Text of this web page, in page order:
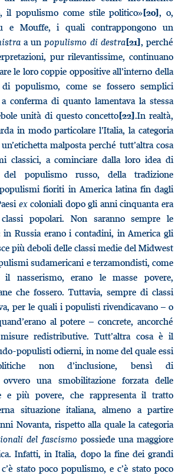
il populismo come stile politico»[20], o,
e Mouffe, i quali contrappongono un
a unpopulismo di destra[21], perché
pur rilevantissime, continuano
le loro coppie oppositive all’interno della
di populismo, come se fossero semplici
conferma di quanto lamentava la stessa
unità di questo concetto[22].In realtà,
in modo particolare l’Italia, la categoria
malposta perché tutt’altra cosa
classici, a cominciare dalla loro idea di
populismo russo, della tradizione
fioriti in America latina fin dagli
excoloniali dopo gli anni cinquanta era
popolari. Non saranno sempre le
in Russia erano i contadini, in America gli
più deboli delle classi medie del Midwest
sudamericani e terzamondisti, come
nasserismo, erano le masse povere,
che fossero. Tuttavia, sempre di classi
per le quali i populisti rivendicavano – o
al potere – concrete, ancorché
redistributive. Tutt’altra cosa è il
populisti odierni, in nome del quale essi
non d’inclusione, bensì di
una smobilitazione forzata delle
e più povere, che rappresenta il tratto
situazione italiana, almeno a partire
Novanta, rispetto alla quale la categoria
del fascismopossiede una maggiore
Infatti, in Italia, dopo la fine dei grandi
stato poco populismo, e c’è stato poco